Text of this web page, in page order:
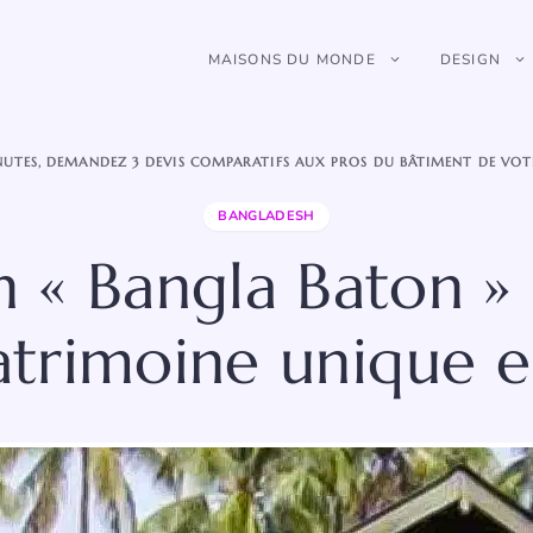
MAISONS DU MONDE DESIGN
DEMANDEZ 3 DEVIS COMPARATIFS AUX PROS DU BÂTIMENT DE
BANGLADESH
« Bangla Baton
unique